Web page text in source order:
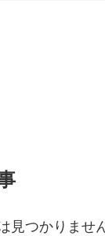
見つかりませ